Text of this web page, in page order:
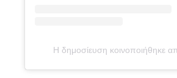
Η δημοσίευση κοινοποιήθηκε